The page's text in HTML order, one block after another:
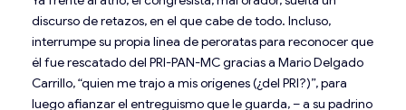
discurso de retazos, en el que cabe de todo. Incluso,
interrumpe su propia línea de peroratas para reconocer que
él fue rescatado del PRI-PAN-MC gracias a Mario Delgado
Carrillo, “quien me trajo a mis orígenes (¿del PRI?)”, para
luego afianzar el entreguismo que le guarda, – a su padrino